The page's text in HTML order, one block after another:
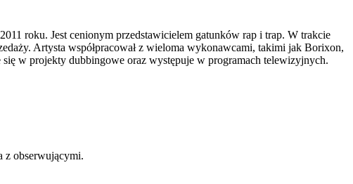
roku. Jest cenionym przedstawicielem gatunków rap i trap. W trakcie
Artysta współpracował z wieloma wykonawcami, takimi jak Borixon,
się w projekty dubbingowe oraz występuje w programach telewizyjnych.
z obserwującymi.